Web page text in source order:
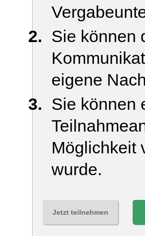
Sie können
eigene
Sie können
Möglichkeit
wurde.
Jetzt teilnehmen